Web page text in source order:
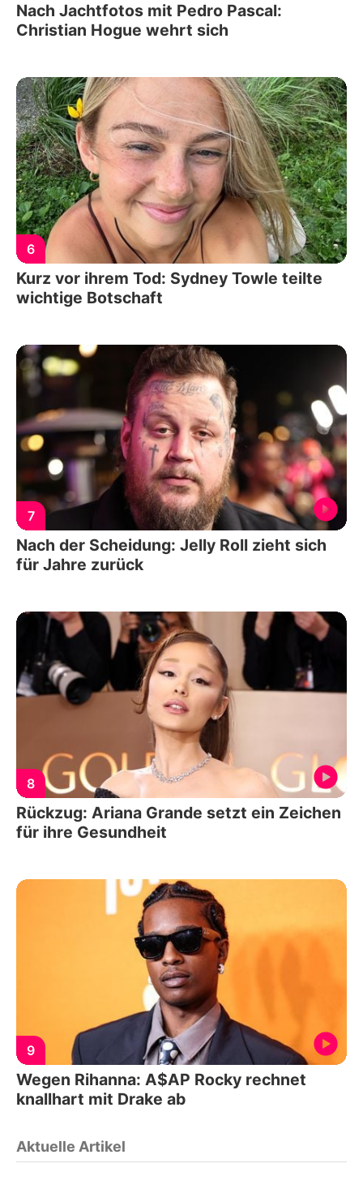
Nach Jachtfotos mit Pedro Pascal:
Christian Hogue wehrt sich
6
Kurz vor ihrem Tod: Sydney Towle teilte
wichtige Botschaft
7
Nach der Scheidung: Jelly Roll zieht sich
für Jahre zurück
8
Rückzug: Ariana Grande setzt ein Zeichen
für ihre Gesundheit
9
Wegen Rihanna: A$AP Rocky rechnet
knallhart mit Drake ab
Aktuelle Artikel